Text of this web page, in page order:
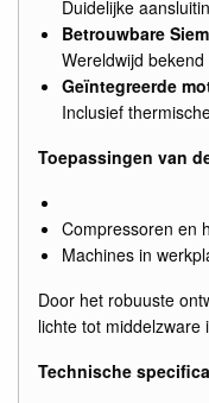
Duidelijke
Betrouwbare
Wereldwijd
Geïntegreerde
Inclusief
Toepassingen van
Compressoren en
Machines in
Door het robuuste
lichte tot middelzware
Technische